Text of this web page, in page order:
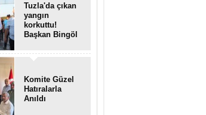
Tuzla'da çıkan
yangın
korkuttu!
Başkan Bingöl
Komite Güzel
Hatıralarla
Anıldı